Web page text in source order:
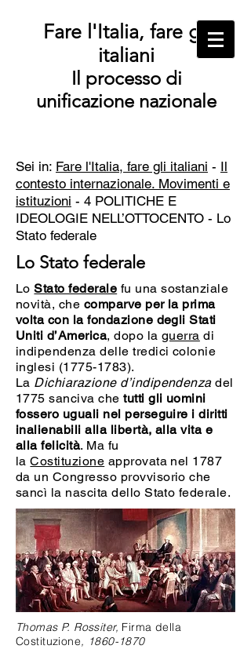
Fare l'Italia, fare gli
italiani
Il processo di
unificazione nazionale
Sei in: Fare l'Italia, fare gli italiani - Il
contesto internazionale. Movimenti e
istituzioni - 4 POLITICHE E
IDEOLOGIE NELL’OTTOCENTO - Lo
Stato federale
Lo Stato federale
LoStato federale fu una sostanziale
novità, che comparve per la prima
volta con la fondazione degli Stati
Uniti d’America, dopo laguerra di
indipendenza delle tredici colonie
inglesi (1775-1783).
La Dichiarazione d’indipendenzadel
1775 sanciva chetutti gli uomini
fossero uguali nel perseguire i diritti
inalienabili alla libertà, alla vita e
alla felicità. Ma fu
laCostituzione approvata nel 1787
da un Congresso provvisorio che
sancì la nascita dello Stato federale.
Thomas P. Rossiter, Firma della
Costituzione, 1860-1870